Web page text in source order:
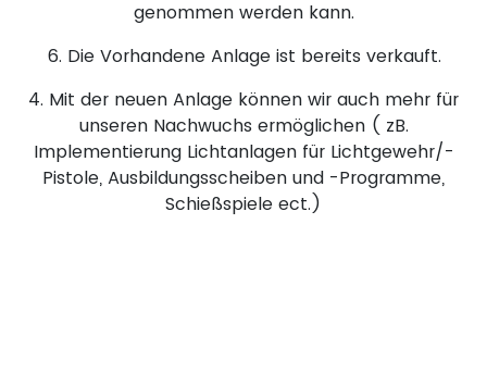
genommen werden kann.
6. Die Vorhandene Anlage ist bereits verkauft.
4. Mit der neuen Anlage können wir auch mehr für
unseren Nachwuchs ermöglichen ( zB.
Implementierung Lichtanlagen für Lichtgewehr/-
Pistole, Ausbildungsscheiben und -Programme,
Schießspiele ect.)